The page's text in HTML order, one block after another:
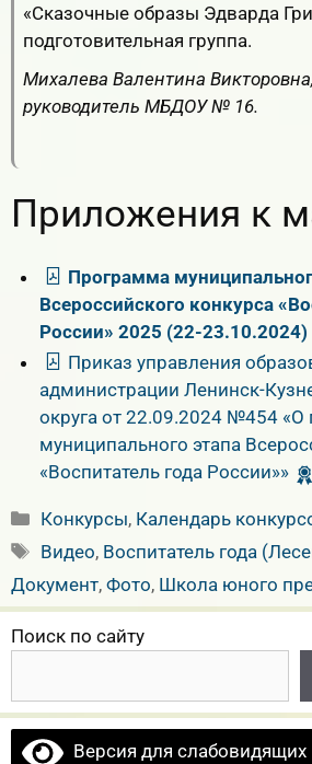
«Сказочные образы Эдварда
подготовительная группа.
Михалева Валентина
руководитель МБДОУ № 16.
Приложения к
Программа
Всероссийского конкурса
России» 2025 (22-23.10.2024)
Приказ управления
администрации Ленинск-
округа от 22.09.2024 №454 «О
муниципального этапа
«Воспитатель года России»»
Рубрики
Конкурсы, Календарь
Метки
Видео, Воспитатель года
Документ, Фото, Школа юного
Поиск по сайту
Версия для слабовидящих